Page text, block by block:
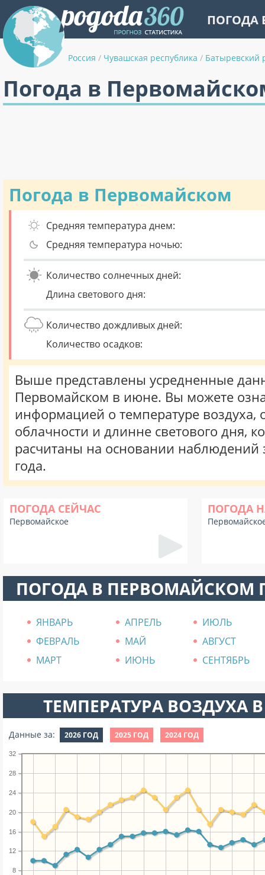
ПОГОДА
Россия / Чувашская республика / Батыревский
Погода в
Погода в Первомайском
Средняя температура днем:
Средняя температура ночью:
Количество солнечных дней:
Длина светового дня:
Количество дождливых дней:
Количество осадков:
Выше представлены усредненные
Первомайском в июне. Вы можете
информацией о температуре воздуха,
облачности и длинне светового дня,
расчитаны на основании наблюдений
года.
ПОГОДА СЕЙЧАС
Первомайское
ПОГОДА
ПОГОДА В ПЕРВОМАЙСКОМ
ЯНВАРЬ АПРЕЛЬ
ИЮЛЬ
ФЕВРАЛЬ
МАЙ
АВГУСТ
МАРТ
ИЮНЬ СЕНТЯБРЬ
ТЕМПЕРАТУРА ВОЗДУХА
Данные за: 2026 ГОД 2025 ГОД 2024 ГОД
8
12
16
20
24
28
32